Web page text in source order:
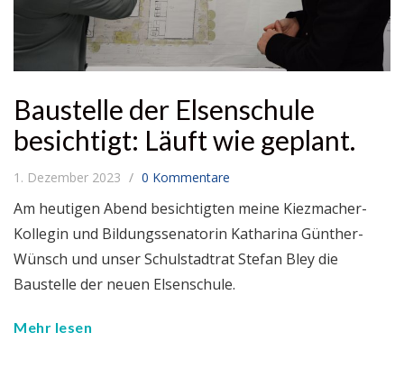
Baustelle der Elsenschule
besichtigt: Läuft wie geplant.
1. Dezember 2023 0 Kommentare
Am heutigen Abend besichtigten meine Kiezmacher-
Kollegin und Bildungssenatorin Katharina Günther-
Wünsch und unser Schulstadtrat Stefan Bley die
Baustelle der neuen Elsenschule.
Mehr lesen